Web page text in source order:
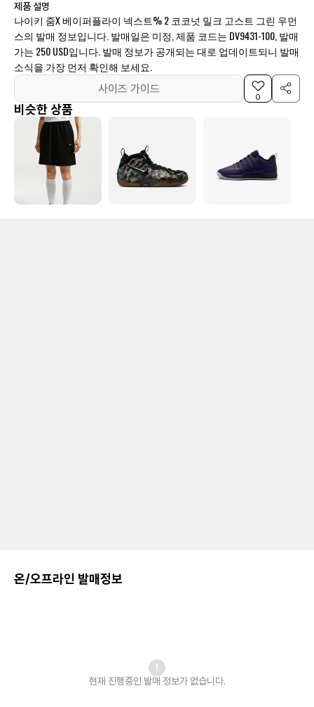
제품 설명
나이키 줌X 베이퍼플라이 넥스트% 2 코코넛 밀크 고스트 그린 우먼
스의 발매 정보입니다. 발매일은 미정, 제품 코드는 DV9431-100, 발매
가는 250 USD입니다. 발매 정보가 공개되는 대로 업데이트되니 발매
소식을 가장 먼저 확인해 보세요.
사이즈 가이드
0
비슷한 상품
온/오프라인 발매정보
현재 진행중인 발매 정보가 없습니다.